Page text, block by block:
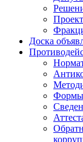
Доска
Формы